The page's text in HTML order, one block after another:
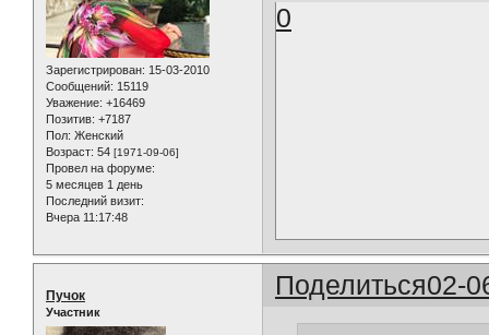
Зарегистрирован: 15-03-2010
Сообщений: 15119
Уважение: +16469
Позитив: +7187
Пол: Женский
Возраст: 54 [1971-09-06]
Провел на форуме:
5 месяцев 1 день
Последний визит:
Вчера 11:17:48
0
Поделиться02-
Пучок
Участник